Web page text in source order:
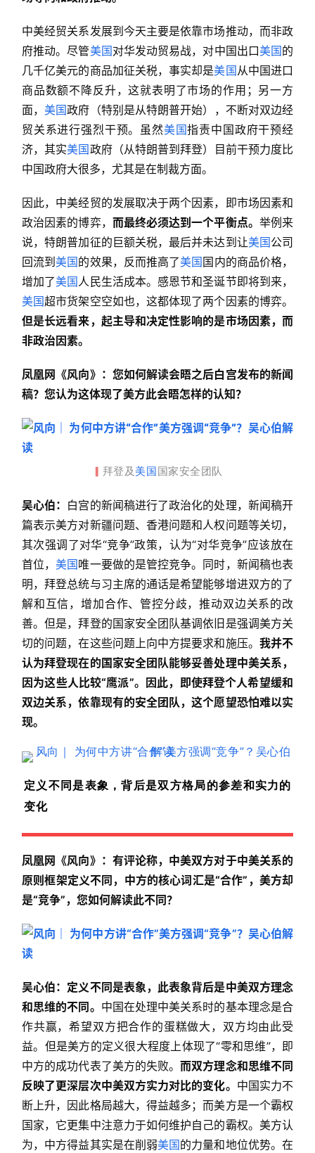
中美经贸关系发展到今天主要是依靠市场推动，而非政
府推动。尽管美国对华发动贸易战，对中国出口美国的
几千亿美元的商品加征关税，事实却是美国从中国进口
商品数额不降反升，这就表明了市场的作用；另一方
面，美国政府（特别是从特朗普开始），不断对双边经
贸关系进行强烈干预。虽然美国指责中国政府干预经
济，其实美国政府（从特朗普到拜登）目前干预力度比
中国政府大很多，尤其是在制裁方面。
因此，中美经贸的发展取决于两个因素，即市场因素和
政治因素的博弈， 而最终必须达到一个平衡点。 举例来
说，特朗普加征的巨额关税，最后并未达到让美国公司
回流到美国的效果，反而推高了美国 国内的商品价格，
增加了美国人民生活成本。感恩节和圣诞节即将到来，
美国超市货架空空如也，这都体现了两个因素的博弈。
但是长远看来，起主导和决定性影响的是市场因素，而
非政治因素。
凤凰网《风向》：您如何解读会晤之后白宫发布的新闻
稿？您认为这体现了美方此会晤怎样的认知？
▎ 拜登及 美国国家安全团队
吴心伯： 白宫的新闻稿进行了政治化的处理，新闻稿开
篇表示美方对新疆问题、香港问题和人权问题等关切，
其次强调了对华“竞争”政策，认为“对华竞争”应该放在
首位，美国唯一要做的是管控竞争。同时，新闻稿也表
明，拜登总统与习主席的通话是希望能够增进双方的了
解和互信，增加合作、管控分歧，推动双边关系的改
善。但是，拜登的国家安全团队基调依旧是强调美方关
切的问题，在这些问题上向中方提要求和施压。 我并不
认为拜登现在的国家安全团队能够妥善处理中美关系，
因为这些人比较“鹰派”。因此，即使拜登个人希望缓和
双边关系，依靠现有的安全团队，这个愿望恐怕难以实
现。
定义不同是表象，背后是双方格局的参差和实力的
变化
凤凰网《风向》：有评论称，中美双方对于中美关系的
原则框架定义不同，中方的核心词汇是“合作”，美方却
是“竞争”，您如何解读此不同？
吴心伯：定义不同是表象，此表象背后是中美双方理念
和思维的不同。 中国在处理中美关系时的基本理念是合
作共赢，希望双方把合作的蛋糕做大，双方均由此受
益。但是美方的定义很大程度上体现了“零和思维”，即
中方的成功代表了美方的失败。而双方理念和思维不同
反映了更深层次中美双方实力对比的变化。 中国实力不
断上升，因此格局越大，得益越多；而美方是一个霸权
国家，它更集中注意力于如何维护自己的霸权。美方认
为，中方得益其实是在削弱美国的力量和地位优势。在